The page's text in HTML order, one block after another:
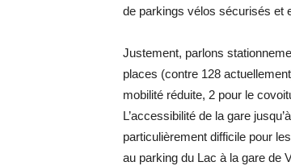
de parkings vélos sécurisés et
Justement, parlons
places (contre 128
mobilité réduite, 2 pour le
L’accessibilité de la gare
particulièrement difficile pour
au parking du Lac à la gare de